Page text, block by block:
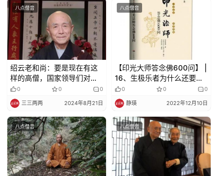
八点僧音
绍云老和尚：要是现在有这
样的高僧，国家领导们对佛
教就不一样了
0 0 0
三三两两 2024年8月21日
八点僧音
【印光大师答念佛600问】 |
16、生极乐者为什么还要常
念三宝？
0 0 0
静瑛 2022年12月10日
八点僧音 八点僧音